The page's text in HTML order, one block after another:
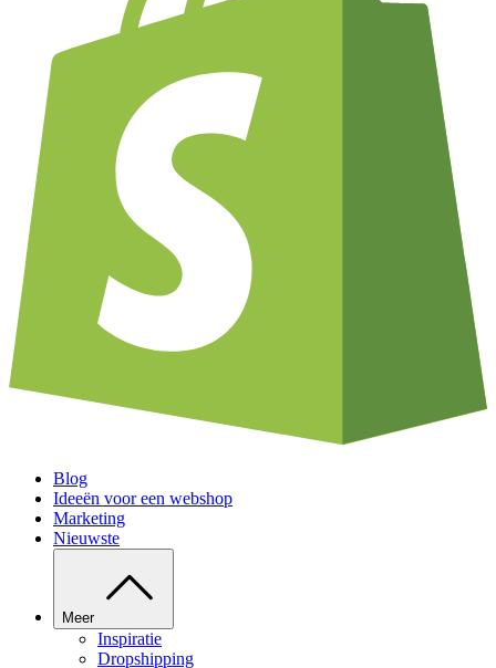
Blog
Ideeën voor een webshop
Marketing
Nieuwste
Meer
Inspiratie
Dropshipping